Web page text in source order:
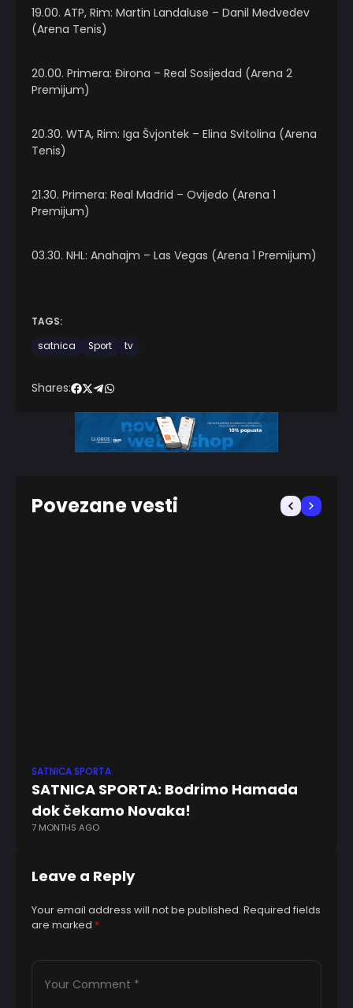
19.00. ATP, Rim: Martin Landaluse – Danil Medvedev
(Arena Tenis)
20.00. Primera: Đirona – Real Sosijedad (Arena 2
Premijum)
20.30. WTA, Rim: Iga Švjontek – Elina Svitolina (Arena
Tenis)
21.30. Primera: Real Madrid – Ovijedo (Arena 1
Premijum)
03.30. NHL: Anahajm – Las Vegas (Arena 1 Premijum)
TAGS:
satnica
Sport tv
Shares:
Povezane vesti
SATNICA SPORTA
SATNICA SPORTA: Bodrimo Hamada
dok čekamo Novaka!
7 MONTHS AGO
Leave a Reply
Your email address will not be published. Required fields
are marked *